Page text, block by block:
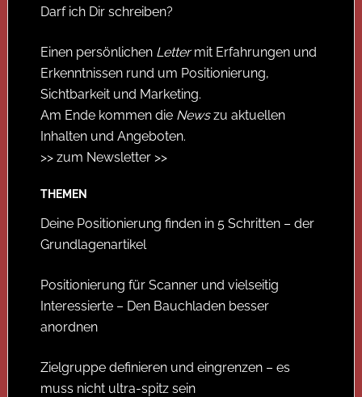
Darf ich Dir schreiben?
Einen persönlichen Lettermit Erfahrungen und
Erkenntnissen rund um Positionierung,
Sichtbarkeit und Marketing.
Am Ende kommen die Newszu aktuellen
Inhalten und Angeboten.
>> zum Newsletter >>
THEMEN
Deine Positionierung finden in 5 Schritten – der
Grundlagenartikel
Positionierung für Scanner und vielseitig
Interessierte – Den Bauchladen besser
anordnen
Zielgruppe definieren und eingrenzen – es
muss nicht ultra-spitz sein